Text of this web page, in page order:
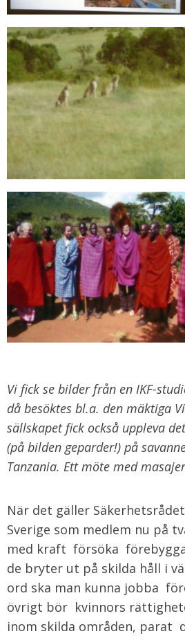
Vi fick se bilder från en IKF-
då besöktes bl.a. den mäktiga
sällskapet fick också uppleva
(på bilden geparder!) på
Tanzania. Ett möte med
När det gäller
Sverige som medlem nu på
med kraft försöka
de bryter ut på skilda håll i
ord ska man kunna jobba
övrigt bör kvinnors
inom skilda områden, parat